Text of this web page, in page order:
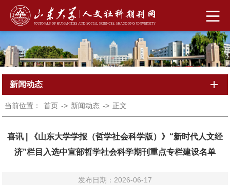
新闻动态
当前位置： 首页 -> 新闻动态 -> 正文
喜讯 | 《山东大学学报（哲学社会科学版）》“新时代人文经
济”栏目入选中宣部哲学社会科学期刊重点专栏建设名单
发布日期：2026-06-17